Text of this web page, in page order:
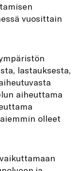
vuosittain
lastauksesta,
aiheuttama
olleet